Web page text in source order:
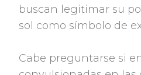
buscan legitimar su
sol como símbolo de
Cabe preguntarse si